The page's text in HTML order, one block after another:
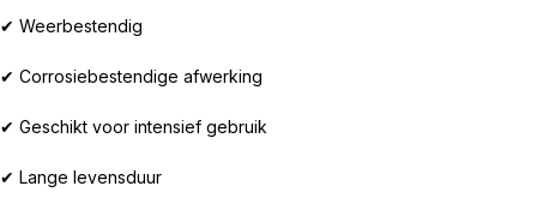
✔ Weerbestendig
✔ Corrosiebestendige afwerking
✔ Geschikt voor intensief gebruik
✔ Lange levensduur